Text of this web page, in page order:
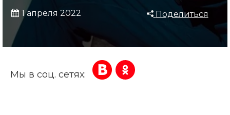
1 апреля 2022 Поделиться
Мы в соц. сетях: